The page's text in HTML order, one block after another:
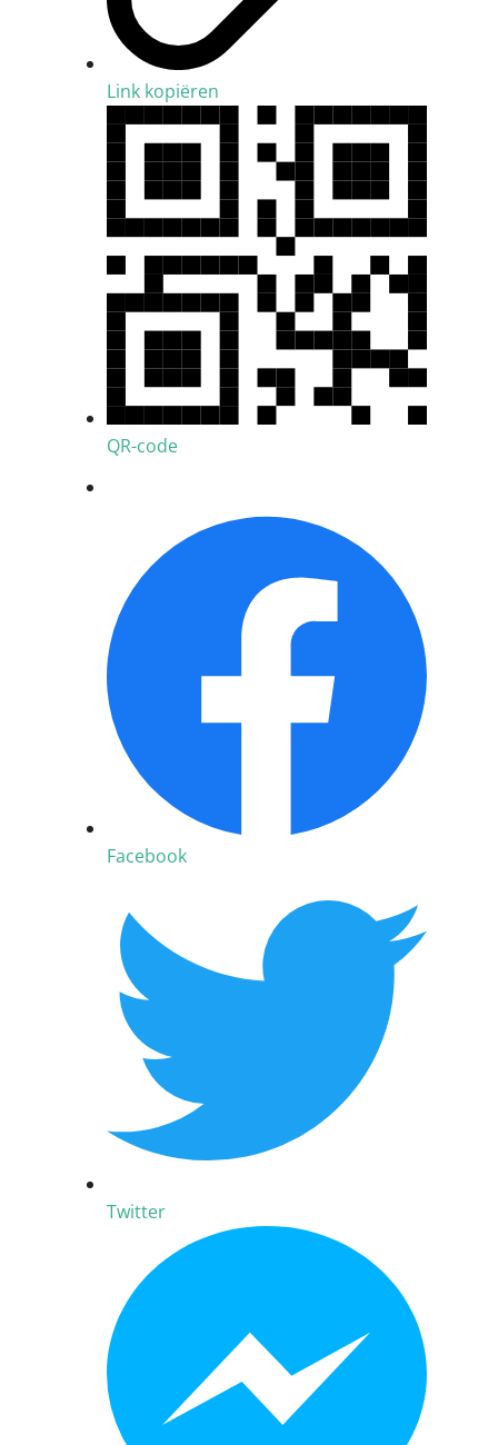
Link kopiëren
QR-code
Facebook
Twitter